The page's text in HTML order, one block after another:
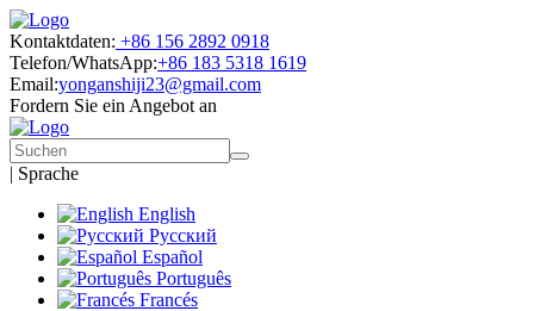
Kontaktdaten: +86 156 2892 0918
Telefon/WhatsApp:+86 183 5318 1619
Email:yonganshiji23@gmail.com
Fordern Sie ein Angebot an
| Sprache
English
Русский
Español
Português
Francés